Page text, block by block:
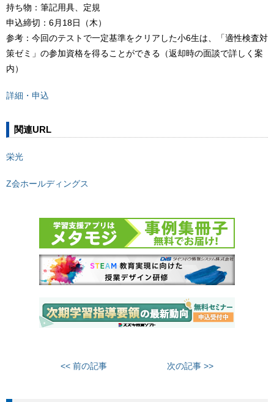
持ち物：筆記用具、定規
申込締切：6月18日（木）
参考：今回のテストで一定基準をクリアした小6生は、「適性検査対
策ゼミ」の参加資格を得ることができる（返却時の面談で詳しく案
内）
詳細・申込
関連URL
栄光
Z会ホールディングス
<< 前の記事 次の記事 >>